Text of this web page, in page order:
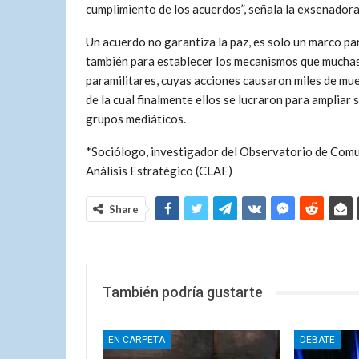
cumplimiento de los acuerdos”, señala la
Un acuerdo no garantiza la paz, es solo un marco
también para establecer los mecanismos que
paramilitares, cuyas acciones causaron miles de
de la cual finalmente ellos se lucraron para ampliar
grupos mediáticos.
*Sociólogo, investigador del Observatorio de
Análisis Estratégico (CLAE)
Share
También podría gustarte
EN CARPETA DEBATE